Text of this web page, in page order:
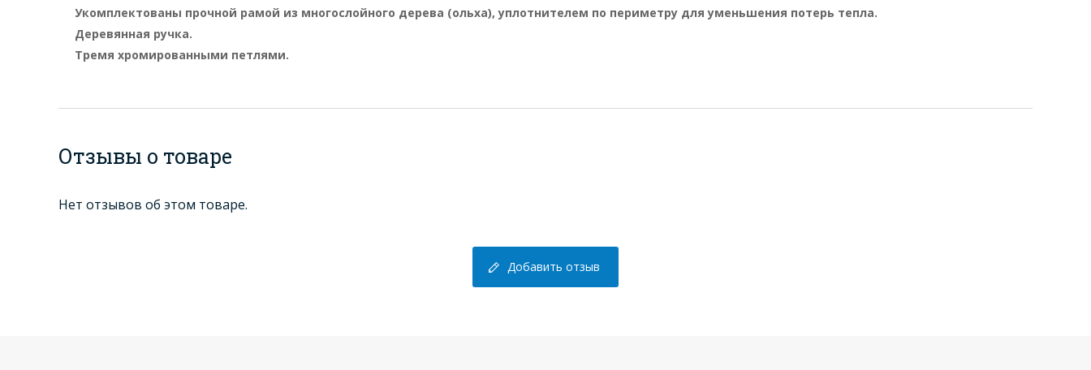
Укомплектованы прочной рамой из многослойного дерева (ольха), уплотнителем по периметру для уменьшения потерь тепла.
Деревянная ручка.
Тремя хромированными петлями.
Отзывы о товаре
Нет отзывов об этом товаре.
Добавить отзыв